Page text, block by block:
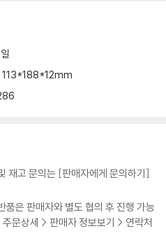
재고 문의는 [판매자에게 문의하기]
품은 판매자와 별도 협의 후 진행 가능
문상세 > 판매자 정보보기 > 연락처